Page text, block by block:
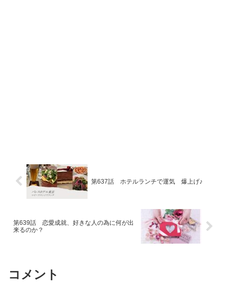
第637話 ホテルランチで運気 爆上げ♪
第639話 恋愛成就、好きな人の為に何が出
来るのか？
コメント